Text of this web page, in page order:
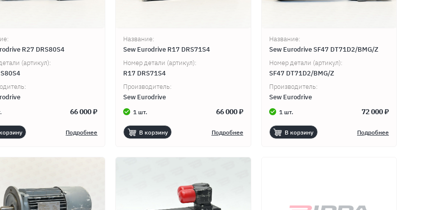
R27 DRS80S4
(артикул):
66 000 ₽
Подробнее
Название:
Sew Eurodrive R17 DRS71S4
Номер детали (артикул):
R17 DRS71S4
Производитель:
Sew Eurodrive
1 шт. 66 000 ₽
В корзину Подробнее
Название:
Sew Eurodrive SF47 DT71D2/BMG/Z
Номер детали (артикул):
SF47 DT71D2/BMG/Z
Производитель:
Sew Eurodrive
1 шт. 72 000 ₽
В корзину Подробнее